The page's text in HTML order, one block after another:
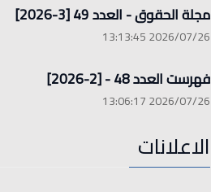
مجلة الحقوق - العدد 49 [3-2026]
2026/07/26 13:13:45
فهرست العدد 48 - [2-2026]
2026/07/26 13:06:17
الاعلانات